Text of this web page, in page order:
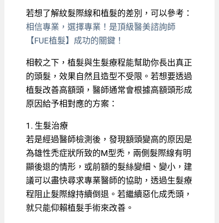
若想了解紋髮際線和植髮的差別，可以參考：
相信專業，選擇專業！是頂級醫美諮詢師
【FUE植髮】成功的關鍵！
相較之下，植髮與生髮療程能幫助你長出真正
的頭髮，效果自然且造型不受限。若想要透過
植髮改善高額頭，醫師通常會根據高額頭形成
原因給予相對應的方案：
1. 生髮治療
若是經過醫師檢測後，發現額頭變高的原因是
為雄性禿症狀所致的M型禿，兩側髮際線有明
顯後退的情形，或前額的髮絲變細、變小，建
議可以盡快尋求專業醫師的協助，透過生髮療
程阻止髮際線持續倒退。若繼續惡化成禿頭，
就只能仰賴植髮手術來改善。